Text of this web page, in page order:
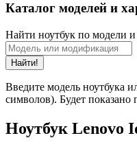
Каталог моделей и
Найти ноутбук по модели
Найти!
Введите модель ноутбука
символов). Будет показано
Ноутбук Lenovo